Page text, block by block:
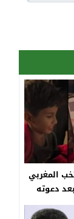
المغربي
دعوته